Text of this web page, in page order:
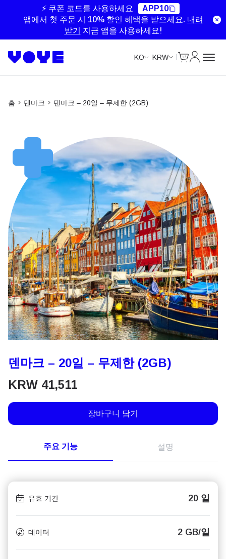
⚡ 쿠폰 코드를 사용하세요
APP10
앱에서 첫 주문 시 10% 할인 혜택을 받으세요. 내려
받기
지금 앱을 사용하세요!
KO KRW
홈 덴마크 덴마크 – 20일 – 무제한 (2GB)
덴마크 – 20일 – 무제한 (2GB)
KRW 41,511
장바구니 담기
주요 기능 설명
유효 기간 20 일
데이터 2 GB/일
Unlimited Data
Unlimited Data
Unlimited Data
Unlimited Data